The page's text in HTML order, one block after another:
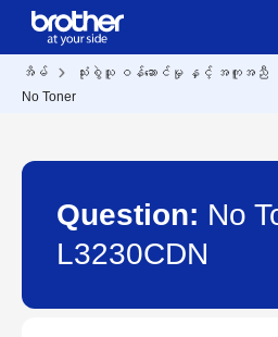
အိမ် သုံးစွဲသူ ဝန်ဆောင်မှု နှင့် အကူအညီ
No Toner
Question: No
L3230CDN